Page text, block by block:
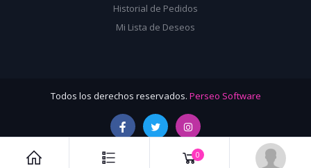
Historial de Pedidos
Mi Lista de Deseos
Todos los derechos reservados. Perseo Software
0